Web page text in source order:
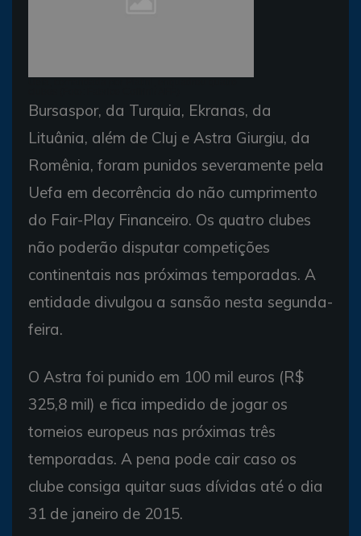
Bursaspor, da Turquia, Ekranas, da
Lituânia, além de Cluj e Astra Giurgiu, da
Romênia, foram punidos severamente pela
Uefa em decorrência do não cumprimento
do Fair-Play Financeiro. Os quatro clubes
não poderão disputar competições
continentais nas próximas temporadas. A
entidade divulgou a sansão nesta segunda-
feira.
O Astra foi punido em 100 mil euros (R$
325,8 mil) e fica impedido de jogar os
torneios europeus nas próximas três
temporadas. A pena pode cair caso os
clube consiga quitar suas dívidas até o dia
31 de janeiro de 2015.